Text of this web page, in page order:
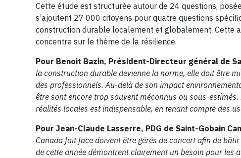
Cette étude est structurée autour de 24 questions,
s’ajoutent 27 000 citoyens pour quatre questions
construction durable localement et globalement. Cette
concentre sur le thème de la résilience.
Pour Benoit Bazin, Président-Directeur général de
la construction durable devienne la norme, elle doit être
des professionnels. Au-delà de son impact
être sont encore trop souvent méconnus ou sous-
réalités locales est indispensable, en tenant compte des
Pour Jean-Claude Lasserre, PDG de Saint-Gobain
Canada fait face doivent être gérés de concert afin de
de cette année démontrent clairement un besoin pour les